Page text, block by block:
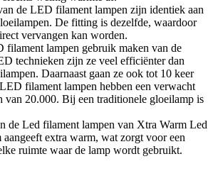
de LED filament lampen zijn identiek aan
De fitting is dezelfde, waardoor
vervangen kan worden.
filament lampen gebruik maken van de
technieken zijn ze veel efficiënter dan
Daarnaast gaan ze ook tot 10 keer
filament lampen hebben een verwacht
van 20.000. Bij een traditionele gloeilamp is
de Led filament lampen van Xtra Warm Led
aangeeft extra warm, wat zorgt voor een
ruimte waar de lamp wordt gebruikt.